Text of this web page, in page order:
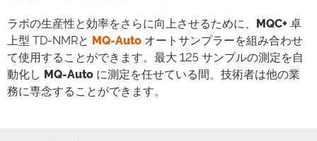
ラボの生産性と効率をさらに向上させるために、 MQC+ 卓
上型 TD-NMRと MQ-Auto オートサンプラーを組み合わせ
て使用することができます。最大 125 サンプルの測定を自
動化し MQ-Auto に測定を任せている間、技術者は他の業
務に専念することができます。